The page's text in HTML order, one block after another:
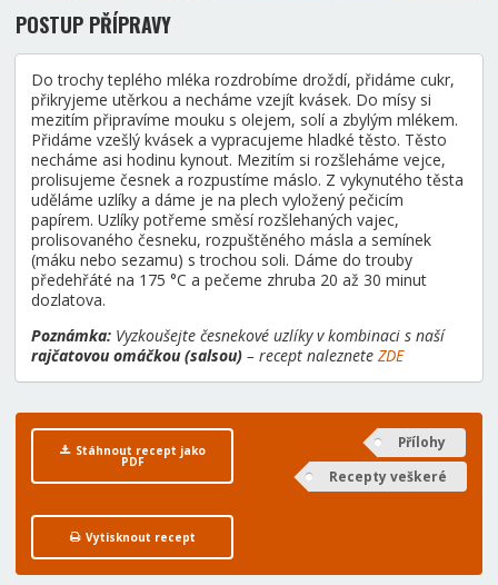
POSTUP PŘÍPRAVY
Do trochy teplého mléka rozdrobíme droždí, přidáme cukr,
přikryjeme utěrkou a necháme vzejít kvásek. Do mísy si
mezitím připravíme mouku s olejem, solí a zbylým mlékem.
Přidáme vzešlý kvásek a vypracujeme hladké těsto. Těsto
necháme asi hodinu kynout. Mezitím si rozšleháme vejce,
prolisujeme česnek a rozpustíme máslo. Z vykynutého těsta
uděláme uzlíky a dáme je na plech vyložený pečicím
papírem. Uzlíky potřeme směsí rozšlehaných vajec,
prolisovaného česneku, rozpuštěného másla a semínek
(máku nebo sezamu) s trochou soli. Dáme do trouby
předehřáté na 175 °C a pečeme zhruba 20 až 30 minut
dozlatova.
Poznámka: Vyzkoušejte česnekové uzlíky v kombinaci s naší
rajčatovou omáčkou (salsou) – recept naleznete ZDE
Stáhnout recept jako
PDF
Vytisknout recept
Přílohy
Recepty veškeré